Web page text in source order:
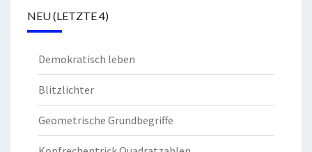
NEU (LETZTE 4)
Demokratisch leben
Blitzlichter
Geometrische Grundbegriffe